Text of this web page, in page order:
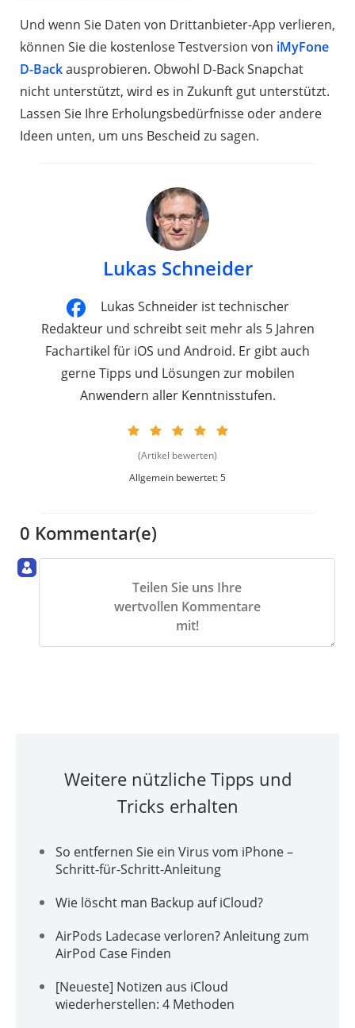
Und wenn Sie Daten von Drittanbieter-App verlieren,
können Sie die kostenlose Testversion von iMyFone
D-Backausprobieren. Obwohl D-Back Snapchat
nicht unterstützt, wird es in Zukunft gut unterstützt.
Lassen Sie Ihre Erholungsbedürfnisse oder andere
Ideen unten, um uns Bescheid zu sagen.
Lukas Schneider
Lukas Schneider ist technischer
Redakteur und schreibt seit mehr als 5 Jahren
Fachartikel für iOS und Android. Er gibt auch
gerne Tipps und Lösungen zur mobilen
Anwendern aller Kenntnisstufen.
(Artikel bewerten)
Allgemein bewertet: 5
0 Kommentar(e)
Teilen Sie uns Ihre
wertvollen Kommentare
mit!
Weitere nützliche Tipps und
Tricks erhalten
So entfernen Sie ein Virus vom iPhone –
Schritt-für-Schritt-Anleitung
Wie löscht man Backup auf iCloud?
AirPods Ladecase verloren? Anleitung zum
AirPod Case Finden
[Neueste] Notizen aus iCloud
wiederherstellen: 4 Methoden